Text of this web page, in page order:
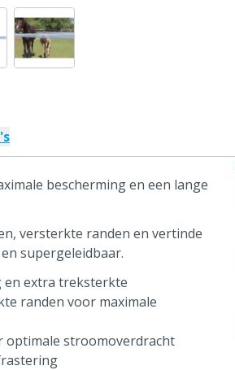
bescherming en een lange
versterkte randen en vertinde
supergeleidbaar.
en extra treksterkte
randen voor maximale
optimale stroomoverdracht